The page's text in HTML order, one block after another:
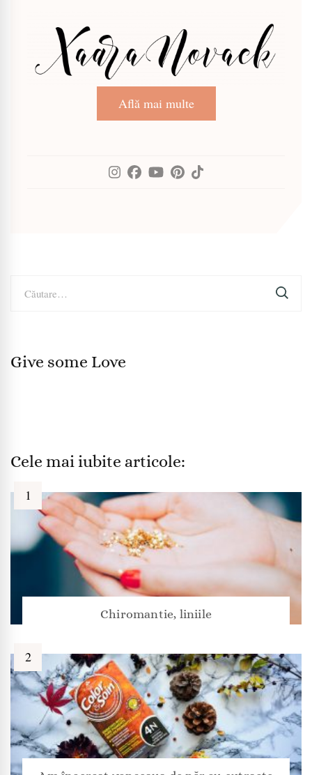
Află mai multe
după:
Give some Love
Cele mai iubite articole:
Chiromantie, liniile